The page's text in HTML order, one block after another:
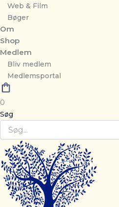
Web & Film
Bøger
Om
Shop
Medlem
Bliv medlem
Medlemsportal
0
Søg